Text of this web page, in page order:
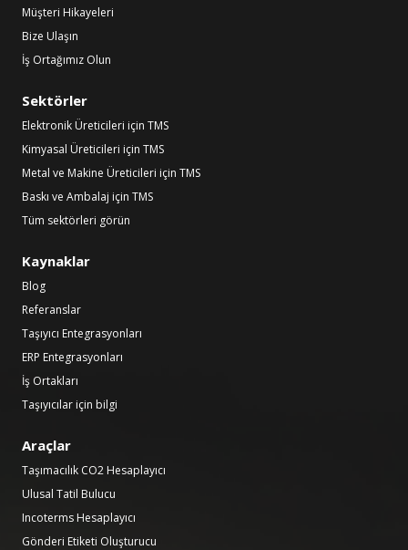
Müşteri Hikayeleri
Bize Ulaşın
İş Ortağımız Olun
Sektörler
Elektronik Üreticileri için TMS
Kimyasal Üreticileri için TMS
Metal ve Makine Üreticileri için TMS
Baskı ve Ambalaj için TMS
Tüm sektörleri görün
Kaynaklar
Blog
Referanslar
Taşıyıcı Entegrasyonları
ERP Entegrasyonları
İş Ortakları
Taşıyıcılar için bilgi
Araçlar
Taşımacılık CO2 Hesaplayıcı
Ulusal Tatil Bulucu
Incoterms Hesaplayıcı
Gönderi Etiketi Oluşturucu